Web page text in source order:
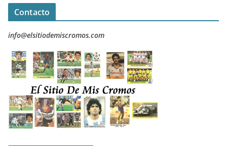
Contacto
info@elsitiodemiscromos.com